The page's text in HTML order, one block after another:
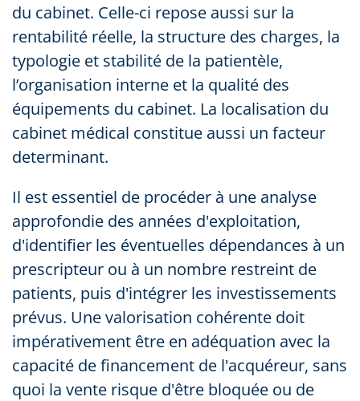
du cabinet. Celle-ci repose aussi sur la
rentabilité réelle, la structure des charges, la
typologie et stabilité de la patientèle,
l’organisation interne et la qualité des
équipements du cabinet. La localisation du
cabinet médical constitue aussi un facteur
determinant.
Il est essentiel de procéder à une analyse
approfondie des années d'exploitation,
d'identifier les éventuelles dépendances à un
prescripteur ou à un nombre restreint de
patients, puis d'intégrer les investissements
prévus. Une valorisation cohérente doit
impérativement être en adéquation avec la
capacité de financement de l'acquéreur, sans
quoi la vente risque d'être bloquée ou de